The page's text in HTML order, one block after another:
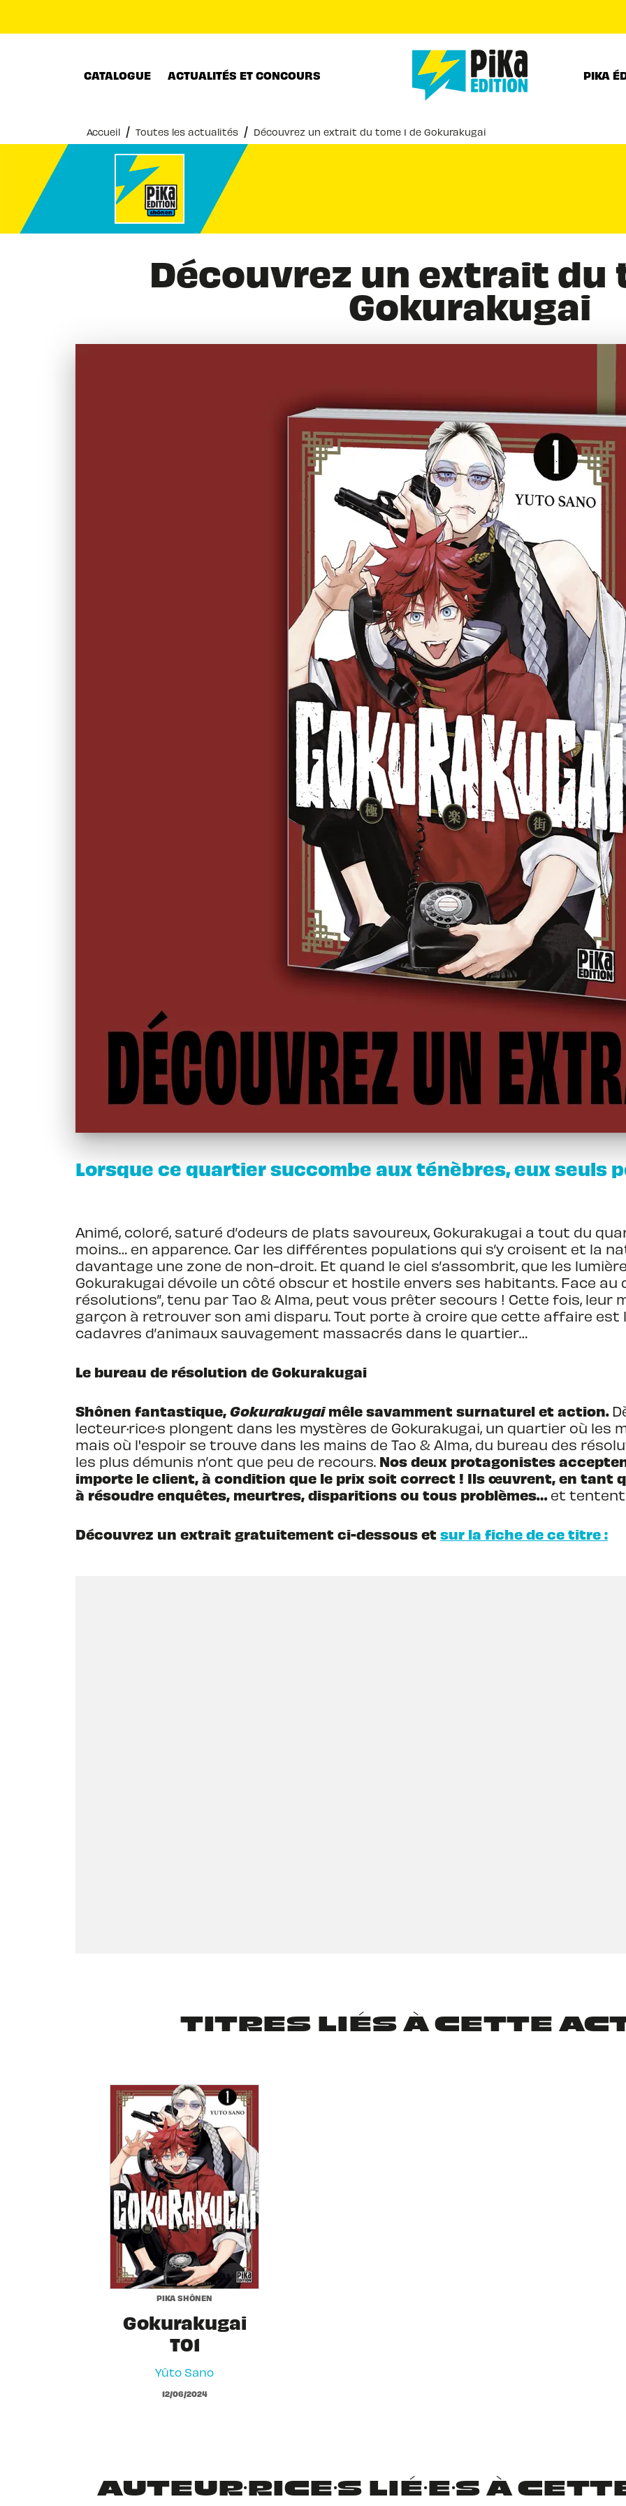
CATALOGUE ACTUALITÉS ET CONCOURS PIKA
Accueil / Toutes les actualités / Découvrez un extrait du tome 1 de Gokurakugai
Découvrez un extrait du
Gokurakugai
Lorsque ce quartier succombe aux ténèbres, eux seuls
Animé, coloré, saturé d’odeurs de plats savoureux, Gokurakugai a tout du
moins… en apparence. Car les différentes populations qui s’y croisent et la
davantage une zone de non-droit. Et quand le ciel s’assombrit, que les
Gokurakugai dévoile un côté obscur et hostile envers ses habitants. Face au
résolutions”, tenu par Tao & Alma, peut vous prêter secours ! Cette fois, leur
garçon à retrouver son ami disparu. Tout porte à croire que cette affaire est
cadavres d’animaux sauvagement massacrés dans le quartier…
Le bureau de résolution de Gokurakugai
Shônen fantastique, Gokurakugaimêle savamment surnaturel et action.
lecteur·rice·s plongent dans les mystères de Gokurakugai, un quartier où les
mais où l'espoir se trouve dans les mains de Tao & Alma, du bureau des
les plus démunis n’ont que peu de recours. Nos deux protagonistes
importe le client, à condition que le prix soit correct ! Ils œuvrent, en tant
à résoudre enquêtes, meurtres, disparitions ou tous problèmes… et tentent
Découvrez un extrait gratuitement ci-dessous et sur la fiche de ce titre :
TITRES LIÉS À CETTE
PIKA SHÔNEN
Gokurakugai
T01
Yûto Sano
12/06/2024
AUTEUR·RICE·S LIÉ·E·S À